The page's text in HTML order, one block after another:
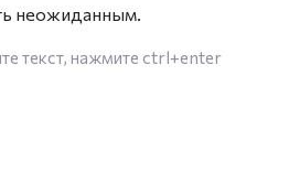
неожиданным.
текст, нажмите ctrl+enter